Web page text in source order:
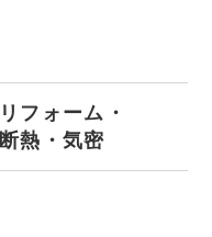
リフォーム
断熱・気密